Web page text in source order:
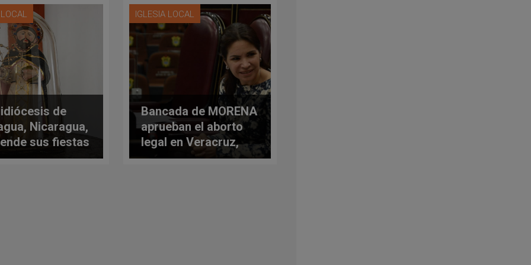
de
Nicaragua,
sus fiestas
ante
IGLESIA LOCAL
Bancada de MORENA
aprueban el aborto
legal en Veracruz,
México. ¿Realmente